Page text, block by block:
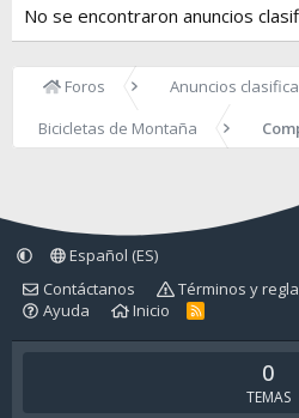
No se encontraron anuncios
Foros
Anuncios
Bicicletas de Montaña
Español (ES)
Contáctanos
Términos y
Ayuda
Inicio
R
S
0
TEMAS